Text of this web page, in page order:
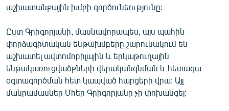
ՓՈԴՔԱՍԹ
Հայերեն
English
Русский
ՀԵՏԵՎԵՔ ՄԵԶ
աշխատանքային խմբի գործունեությունը:
Ըստ Գրիգորյանի, մասնավորապես, այս պահին
փորձագիտական ենթախմբերը շարունակում են
աշխատել ավտոմոբիլային և երկաթուղային
ենթակառուցվածքների վերականգնման և հետագա
օգտագործման հետ կապված հարցերի վրա: Այլ
մանրամասներ Մհեր Գրիգորյանը չի փոխանցել: